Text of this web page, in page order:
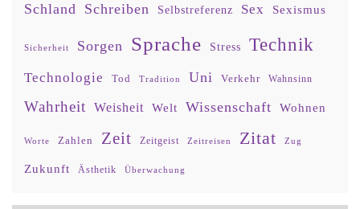
Schland Schreiben Selbstreferenz Sex Sexismus
Sicherheit Sorgen Sprache Stress Technik
Technologie Tod Tradition Uni Verkehr Wahnsinn
Wahrheit Weisheit Welt Wissenschaft Wohnen
Worte Zahlen Zeit Zeitgeist Zeitreisen Zitat Zug
Zukunft Ästhetik Überwachung